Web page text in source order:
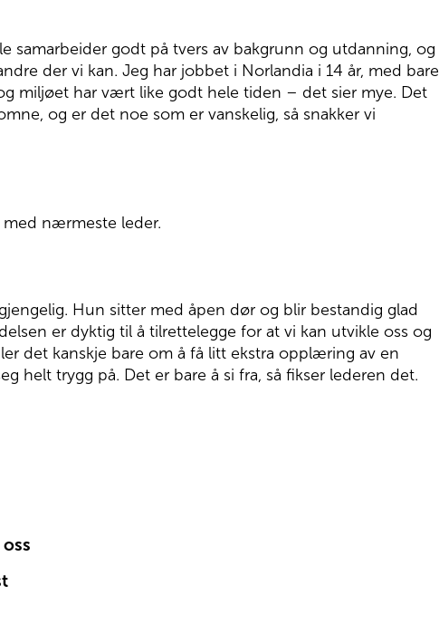
samarbeider godt på tvers av bakgrunn og utdanning, og
der vi kan. Jeg har jobbet i Norlandia i 14 år, med bare
miljøet har vært like godt hele tiden – det sier mye. Det
og er det noe som er vanskelig, så snakker vi
nærmeste leder.
Hun sitter med åpen dør og blir bestandig glad
er dyktig til å tilrettelegge for at vi kan utvikle oss og
det kanskje bare om å få litt ekstra opplæring av en
helt trygg på. Det er bare å si fra, så fikser lederen det.